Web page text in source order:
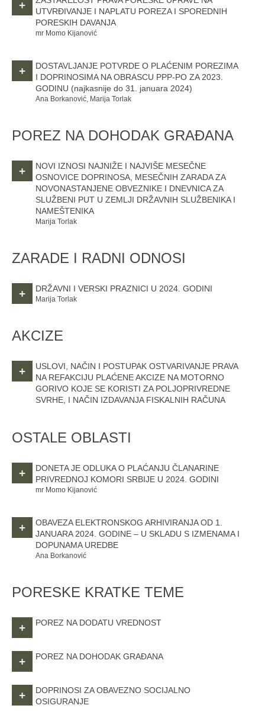
+
UTVRĐIVANJE I NAPLATU POREZA I SPOREDNIH
PORESKIH DAVANJA
mr Momo Kijanović
+
DOSTAVLJANJE POTVRDE O PLAĆENIM POREZIMA
I DOPRINOSIMA NA OBRASCU PPP-PO ZA 2023.
GODINU (najkasnije do 31. januara 2024)
Ana Borkanović, Marija Torlak
POREZ NA DOHODAK GRAĐANA
+
NOVI IZNOSI NAJNIŽE I NAJVIŠE MESEČNE
OSNOVICE DOPRINOSA, MESEČNIH ZARADA ZA
NOVONASTANJENE OBVEZNIKE I DNEVNICA ZA
SLUŽBENI PUT U ZEMLJI DRŽAVNIH SLUŽBENIKA I
NAMEŠTENIKA
Marija Torlak
ZARADE I RADNI ODNOSI
+ DRŽAVNI I VERSKI PRAZNICI U 2024. GODINI
Marija Torlak
AKCIZE
+
USLOVI, NAČIN I POSTUPAK OSTVARIVANJE PRAVA
NA REFAKCIJU PLAĆENE AKCIZE NA MOTORNO
GORIVO KOJE SE KORISTI ZA POLJOPRIVREDNE
SVRHE, I NAČIN IZDAVANJA FISKALNIH RAČUNA
OSTALE OBLASTI
+
DONETA JE ODLUKA O PLAĆANJU ČLANARINE
PRIVREDNOJ KOMORI SRBIJE U 2024. GODINI
mr Momo Kijanović
+
OBAVEZA ELEKTRONSKOG ARHIVIRANJA OD 1.
JANUARA 2024. GODINE – U SKLADU S IZMENAMA I
DOPUNAMA UREDBE
Ana Borkanović
PORESKE KRATKE TEME
+ POREZ NA DODATU VREDNOST
+ POREZ NA DOHODAK GRAĐANA
+
DOPRINOSI ZA OBAVEZNO SOCIJALNO
OSIGURANJE